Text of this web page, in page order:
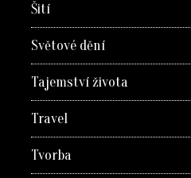
Šití
Světové dění
Tajemství života
Travel
Tvorba